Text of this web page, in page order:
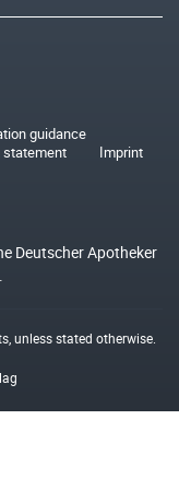
guidance
statement
Imprint
Deutscher Apotheker
, unless stated otherwise.